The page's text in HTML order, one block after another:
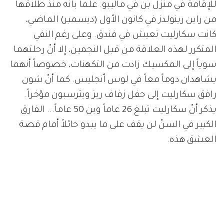
للإقامة في منزل بن في ماليبو. علماً بأنّه منذ طلاقها
من راين رينولدز في كانون الأول (ديسمبر) الماضي،
كانت سكارليت تعيش في فندق. وعلى رغم النفي
المتكرر لهذه العلاقة من قبل النجمين، إلا أنّ رحلتهما
سوياً إلى المكسيك زادت من التكهنات، خصوصاً أنهما
يشاهدان دوماً معاً في لوس أنجليس. كما أنّ شون
رافق سكارليت إلى حفل زفاف ريز ويثرسبون مؤخراً.
يذكر أنّ سكارليت تبلغ 26 عاماً وبن 50 عاماً... الفارق
الكبير في السنّ لن يقف على ما يبدو حائلاً أمام قصة
العشق هذه.